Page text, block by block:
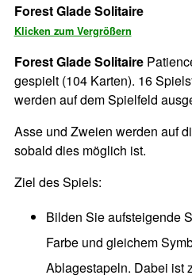
Forest Glade Solitaire
Klicken zum Vergrößern
Forest Glade Solitaire
gespielt (104 Karten). 16
werden auf dem Spielfeld
Asse und Zweien werden auf
sobald dies möglich ist.
Ziel des Spiels:
Bilden Sie aufsteigende
Farbe und gleichem
Ablagestapeln. Dabei ist